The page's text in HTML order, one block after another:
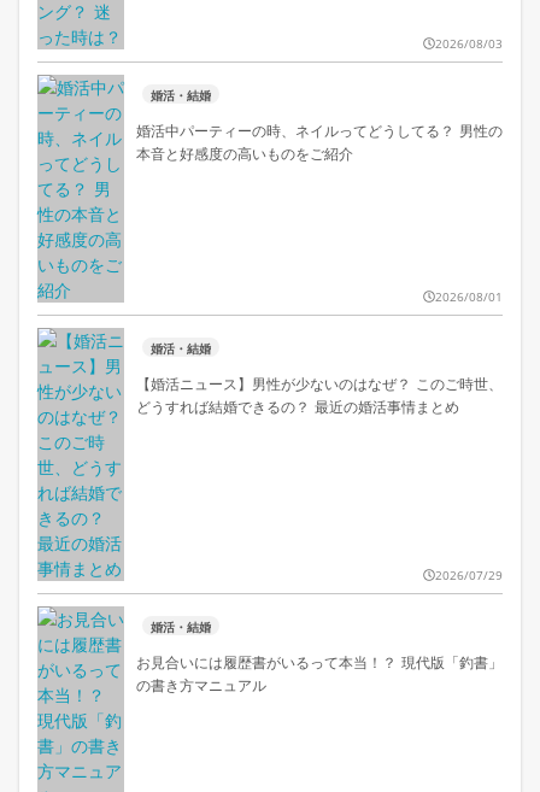
2026/08/03
婚活・結婚
婚活中パーティーの時、ネイルってどうしてる？ 男性の
本音と好感度の高いものをご紹介
2026/08/01
婚活・結婚
【婚活ニュース】男性が少ないのはなぜ？ このご時世、
どうすれば結婚できるの？ 最近の婚活事情まとめ
2026/07/29
婚活・結婚
お見合いには履歴書がいるって本当！？ 現代版「釣書」
の書き方マニュアル